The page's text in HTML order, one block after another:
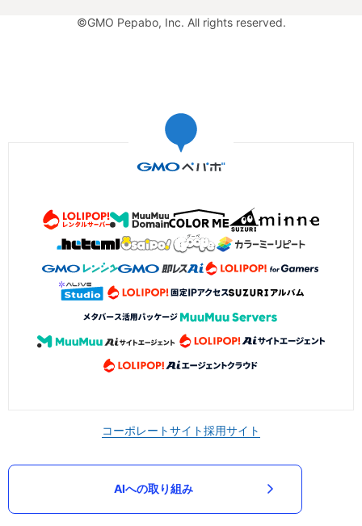
©GMO Pepabo, Inc. All rights reserved.
コーポレートサイト採用サイト
AIへの取り組み